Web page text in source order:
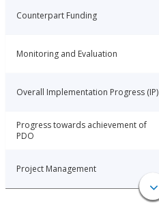
Counterpart Funding
Monitoring and Evaluation
Overall Implementation Progress (IP)
Progress towards achievement of
PDO
Project Management